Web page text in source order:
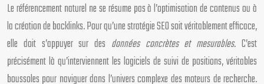
Le référencement naturel ne se résume pas à l’optimisation de contenus ou à
la création de backlinks. Pour qu’une stratégie SEO soit véritablement efficace,
elle doit s’appuyer sur des données concrètes et mesurables. C’est
précisément là qu’interviennent les logiciels de suivi de positions, véritables
boussoles pour naviguer dans l’univers complexe des moteurs de recherche.